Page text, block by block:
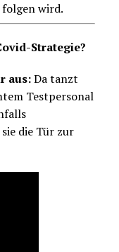
folgen wird.
Strategie?
aus:Da tanzt
Testpersonal
die Tür zur